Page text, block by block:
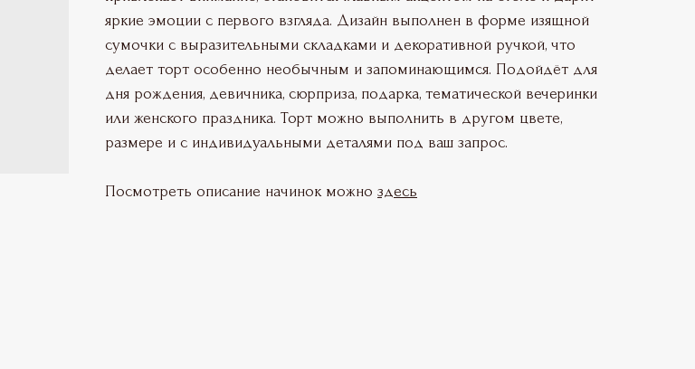
яркие эмоции с первого взгляда. Дизайн выполнен в форме изящной
сумочки с выразительными складками и декоративной ручкой, что
делает торт особенно необычным и запоминающимся. Подойдёт для
дня рождения, девичника, сюрприза, подарка, тематической вечеринки
или женского праздника. Торт можно выполнить в другом цвете,
размере и с индивидуальными деталями под ваш запрос.
Посмотреть описание начинок можно здесь